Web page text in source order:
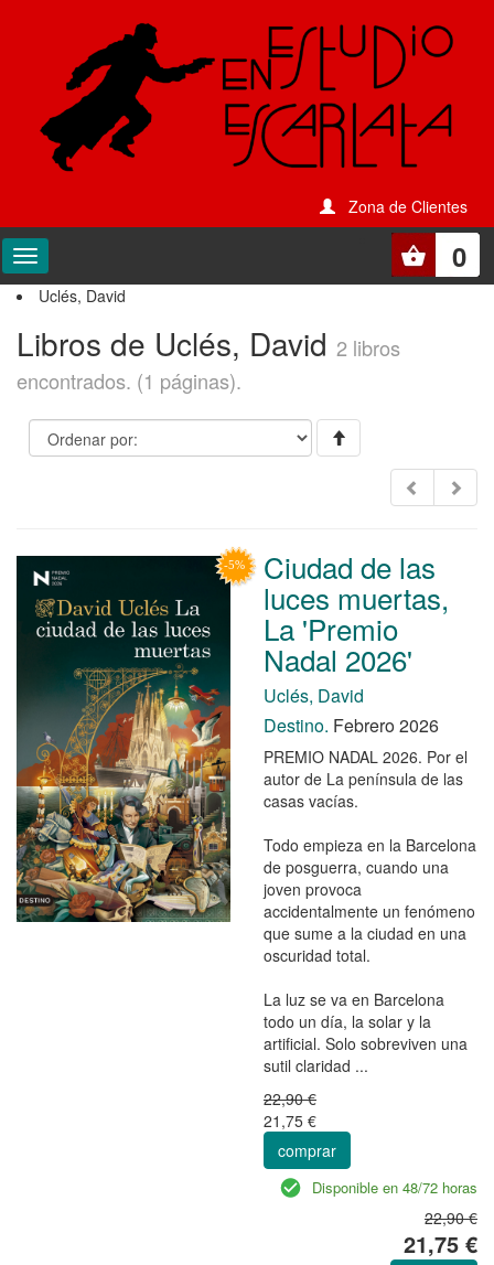
Zona de Clientes
0
Uclés, David
Libros de Uclés, David 2 libros
encontrados. (1 páginas).
Ciudad de las
luces muertas,
La 'Premio
Nadal 2026'
Uclés, David
Destino. Febrero 2026
PREMIO NADAL 2026. Por el
autor de La península de las
casas vacías.
Todo empieza en la Barcelona
de posguerra, cuando una
joven provoca
accidentalmente un fenómeno
que sume a la ciudad en una
oscuridad total.
La luz se va en Barcelona
todo un día, la solar y la
artificial. Solo sobreviven una
sutil claridad ...
22,90 €
21,75 €
comprar
Disponible en 48/72 horas
22,90 €
21,75 €